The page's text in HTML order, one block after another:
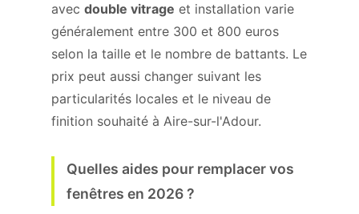
avec double vitrage et installation varie
généralement entre 300 et 800 euros
selon la taille et le nombre de battants. Le
prix peut aussi changer suivant les
particularités locales et le niveau de
finition souhaité à Aire-sur-l'Adour.
Quelles aides pour remplacer vos
fenêtres en 2026 ?